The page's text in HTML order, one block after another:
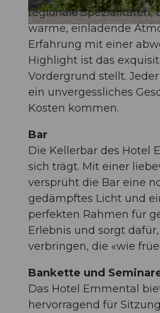
© Erlebnismacher AG
regionale Spezialitäten,
warme, einladende
Erfahrung mit einer
Highlight ist das
Vordergrund stellt.
ein unvergessliches
Kosten kommen.
Bar
Die Kellerbar des Hotel
sich trägt. Mit einer
versprüht die Bar eine
gedämpftes Licht und
perfekten Rahmen für
Erlebnis und sorgt
verbringen, die «wie
Bankette und
Das Hotel Emmental
hervorragend für